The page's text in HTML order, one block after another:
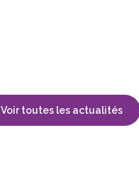
Voir toutes les actualités